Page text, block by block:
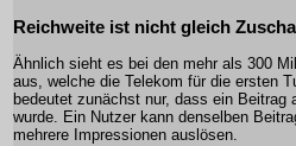
Reichweite ist nicht gleich
Ähnlich sieht es bei den mehr als 300
aus, welche die Telekom für die ersten
bedeutet zunächst nur, dass ein Beitrag
wurde. Ein Nutzer kann denselben
mehrere Impressionen auslösen.